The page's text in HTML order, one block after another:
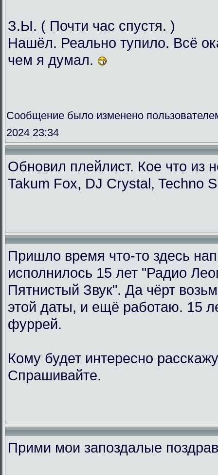
З.Ы. ( Почти час спустя. )
Нашёл. Реально тупило. Всё
чем я думал.
Сообщение было изменено
2024 23:34
Обновил плейлист. Кое что из
Takum Fox, DJ Crystal, Techno
Пришло время что-то здесь
исполнилось 15 лет "Радио
Пятнистый Звук". Да чёрт
этой даты, и ещё работаю. 15
фуррей.
Кому будет интересно
Спрашивайте.
Прими мои запоздалые